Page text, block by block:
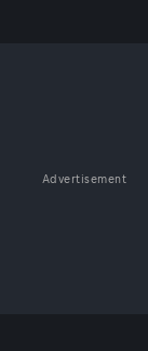
Advertisement